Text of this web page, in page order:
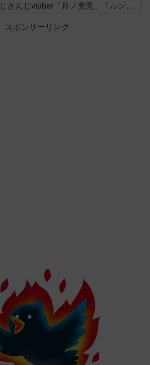
じさんじvtuber「月ノ美兎」「ルンル
スポンサーリンク